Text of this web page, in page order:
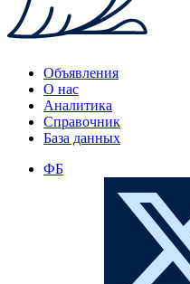
Объявления
О нас
Аналитика
Справочник
База данных
ФБ